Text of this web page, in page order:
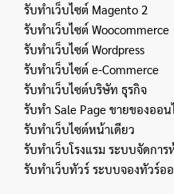
รับทำเว็บไซต์ Magento 2
รับทำเว็บไซต์ Woocommerce
รับทำเว็บไซต์ Wordpress
รับทำเว็บไซต์ e-Commerce
รับทำเว็บไซต์บริษัท ธุรกิจ
รับทำ Sale Page ขายของออน
รับทำเว็บไซต์หน้าเดียว
รับทำเว็บโรงแรม ระบบจัดกา
รับทำเว็บทัวร์ ระบบจองทัวร์อ